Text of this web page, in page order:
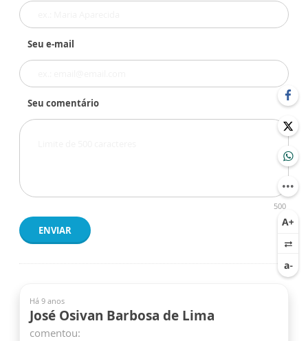
Seu e-mail
Seu comentário
500
ENVIAR
Há 9 anos
José Osivan Barbosa de Lima
comentou: